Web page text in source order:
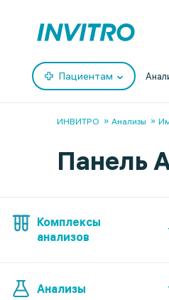
Пациентам
ИНВИТРО Анализы
Панель
Комплексы
анализов
Анализы